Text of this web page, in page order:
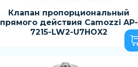
Клапан пропорциональный
прямого действия Camozzi AP-
7215-LW2-U7HOX2